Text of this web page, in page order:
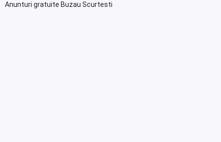
Anunturi gratuite Buzau Scurtesti